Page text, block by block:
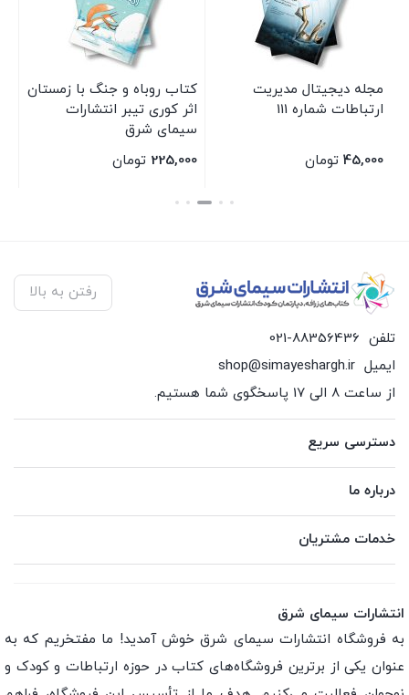
مجله دیجیتال مدیریت
ارتباطات شماره 111
45,000 تومان
کتاب روباه و جنگ با زمستان
اثر کوری تیبر انتشارات
سیمای شرق
225,000 تومان
بستن
رفتن به بالا
تلفن 021-88356436
ایمیل shop@simayeshargh.ir
از ساعت 8 الی 17 پاسخگوی شما هستیم.
دسترسی سریع
درباره ما
خدمات مشتریان
انتشارات سیمای شرق
به فروشگاه انتشارات سیمای شرق خوش آمدید! ما مفتخریم که به
عنوان یکی از برترین فروشگاه‌های کتاب در حوزه ارتباطات و کودک و